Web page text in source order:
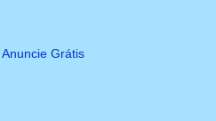
Anuncie Grátis